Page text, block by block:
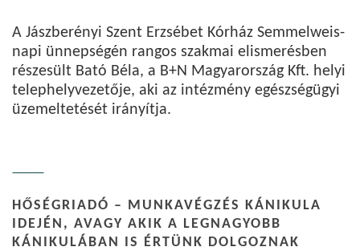
A Jászberényi Szent Erzsébet Kórház Semmelweis-
napi ünnepségén rangos szakmai elismerésben
részesült Bató Béla, a B+N Magyarország Kft. helyi
telephelyvezetője, aki az intézmény egészségügyi
üzemeltetését irányítja.
HŐSÉGRIADÓ – MUNKAVÉGZÉS KÁNIKULA
IDEJÉN, AVAGY AKIK A LEGNAGYOBB
KÁNIKULÁBAN IS ÉRTÜNK DOLGOZNAK